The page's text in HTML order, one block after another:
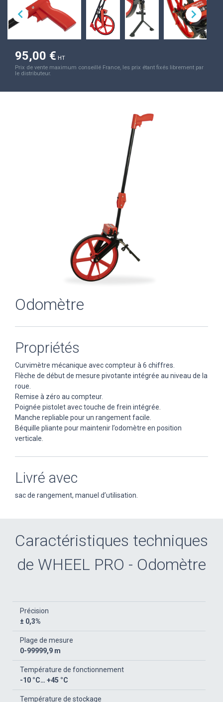
 
95,00 € HT
Prix de vente maximum conseillé France, les prix étant fixés librement par
le distributeur.
Odomètre
Propriétés
Curvimètre mécanique avec compteur à 6 chiffres.
Flèche de début de mesure pivotante intégrée au niveau de la
roue.
Remise à zéro au compteur.
Poignée pistolet avec touche de frein intégrée.
Manche repliable pour un rangement facile.
Béquille pliante pour maintenir l’odomètre en position
verticale.
Livré avec
sac de rangement, manuel d’utilisation.
Caractéristiques techniques
de WHEEL PRO - Odomètre
Précision
± 0,3%
Plage de mesure
0-99999,9 m
Température de fonctionnement
-10 °C… +45 °C
Température de stockage